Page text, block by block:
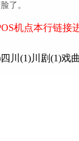
了。
机点本行链接
四川(1)川剧(1)戏